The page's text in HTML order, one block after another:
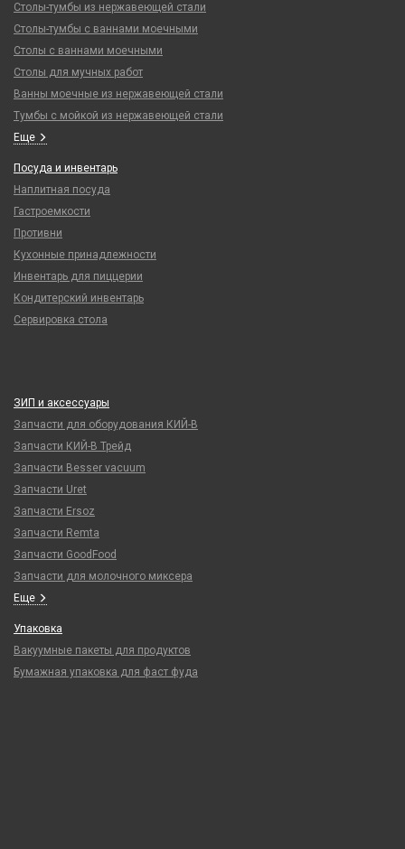
Столы-тумбы из нержавеющей стали
Столы-тумбы с ваннами моечными
Столы с ваннами моечными
Столы для мучных работ
Ванны моечные из нержавеющей стали
Тумбы с мойкой из нержавеющей стали
Еще
Посуда и инвентарь
Наплитная посуда
Гастроемкости
Противни
Кухонные принадлежности
Инвентарь для пиццерии
Кондитерский инвентарь
Сервировка стола
ЗИП и аксессуары
Запчасти для оборудования КИЙ-В
Запчасти КИЙ-В Трейд
Запчасти Besser vacuum
Запчасти Uret
Запчасти Ersoz
Запчасти Remta
Запчасти GoodFood
Запчасти для молочного миксера
Еще
Упаковка
Вакуумные пакеты для продуктов
Бумажная упаковка для фаст фуда